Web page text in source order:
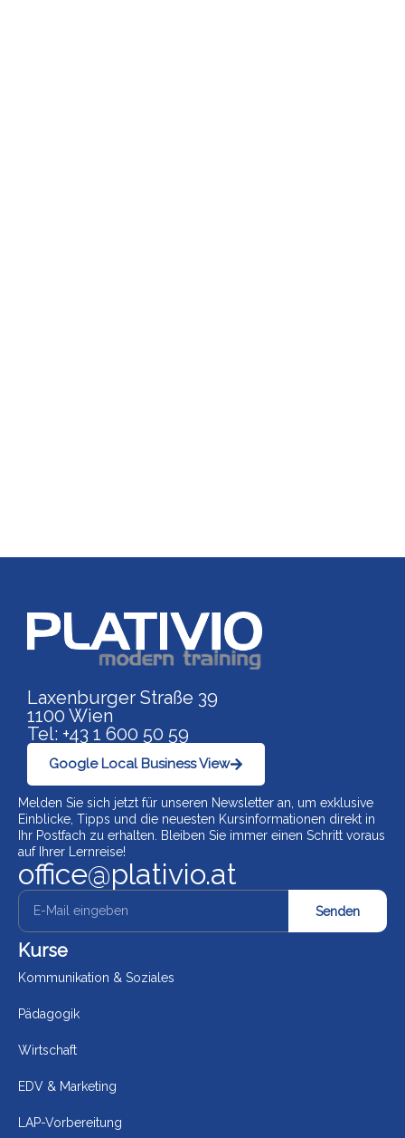
Link zu https://
Laxenburger Straße 39
1100 Wien
Tel: +43 1 600 50 59
Google Local Business View
Melden Sie sich jetzt für unseren Newsletter an, um exklusive
Einblicke, Tipps und die neuesten Kursinformationen direkt in
Ihr Postfach zu erhalten. Bleiben Sie immer einen Schritt voraus
auf Ihrer Lernreise!
office@plativio.at
Senden
Kurse
Kommunikation & Soziales
Pädagogik
Wirtschaft
EDV & Marketing
LAP-Vorbereitung